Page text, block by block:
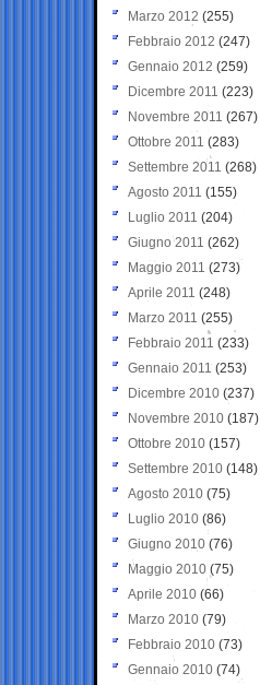
Marzo 2012 (255)
Febbraio 2012 (247)
Gennaio 2012 (259)
Dicembre 2011 (223)
Novembre 2011 (267)
Ottobre 2011 (283)
Settembre 2011 (268)
Agosto 2011 (155)
Luglio 2011 (204)
Giugno 2011 (262)
Maggio 2011 (273)
Aprile 2011 (248)
Marzo 2011 (255)
Febbraio 2011 (233)
Gennaio 2011 (253)
Dicembre 2010 (237)
Novembre 2010 (187)
Ottobre 2010 (157)
Settembre 2010 (148)
Agosto 2010 (75)
Luglio 2010 (86)
Giugno 2010 (76)
Maggio 2010 (75)
Aprile 2010 (66)
Marzo 2010 (79)
Febbraio 2010 (73)
Gennaio 2010 (74)